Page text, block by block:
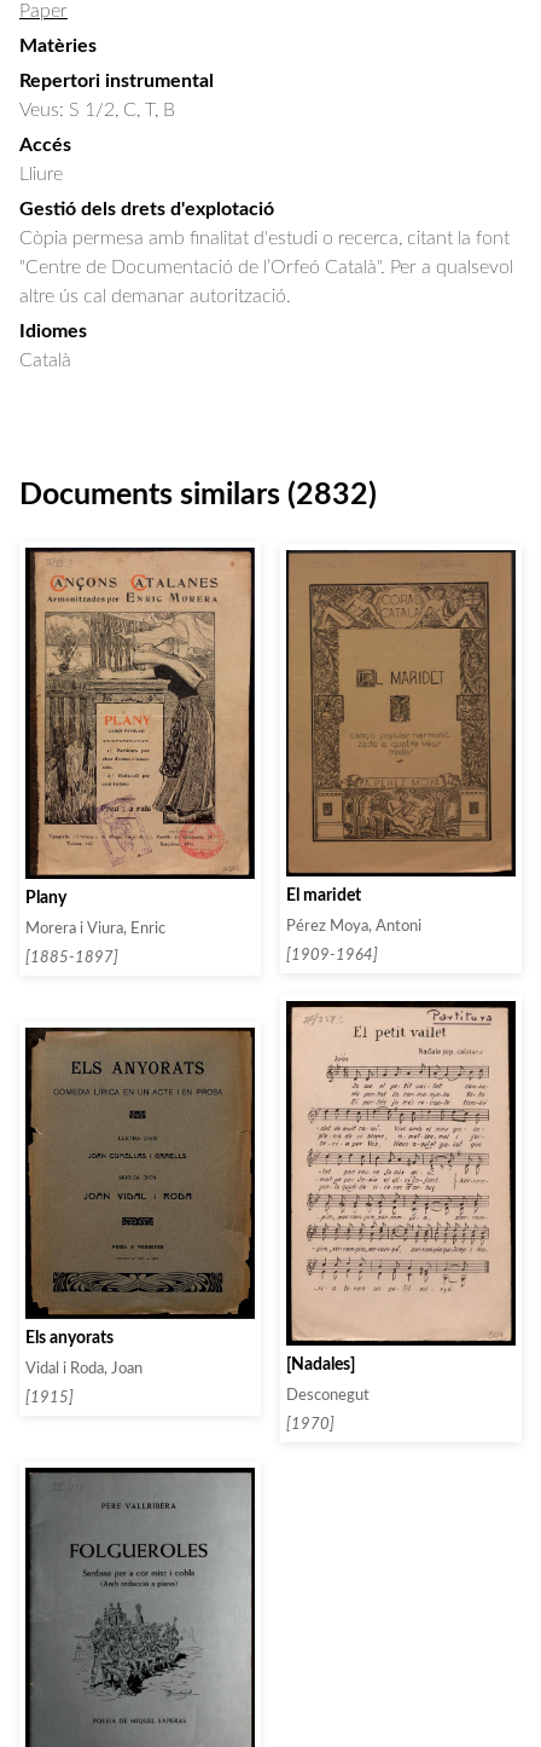
Paper
Matèries
Repertori instrumental
Veus: S 1/2, C, T, B
Accés
Lliure
Gestió dels drets d'explotació
Còpia permesa amb finalitat d'estudi o recerca, citant la font
"Centre de Documentació de l’Orfeó Català". Per a qualsevol
altre ús cal demanar autorització.
Idiomes
Català
Documents similars (2832)
Plany
Morera i Viura, Enric
[1885-1897]
El maridet
Pérez Moya, Antoni
[1909-1964]
Els anyorats
Vidal i Roda, Joan
[1915]
[Nadales]
Desconegut
[1970]